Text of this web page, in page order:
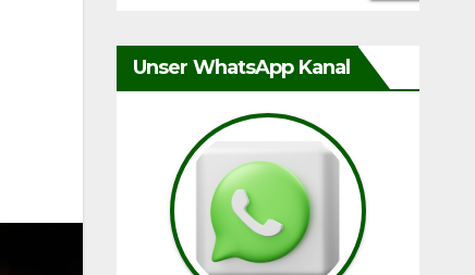
Unser WhatsApp Kanal